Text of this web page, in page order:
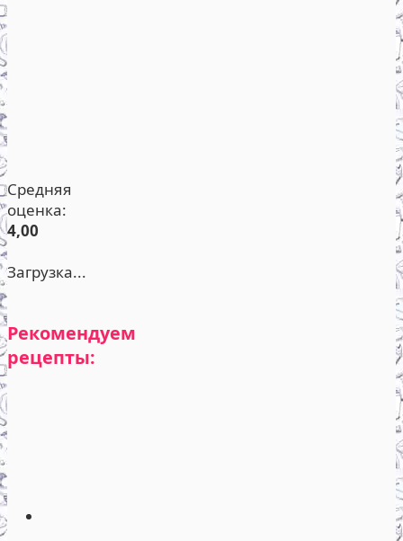
Средняя
оценка:
4,00
Загрузка...
Рекомендуем
рецепты: